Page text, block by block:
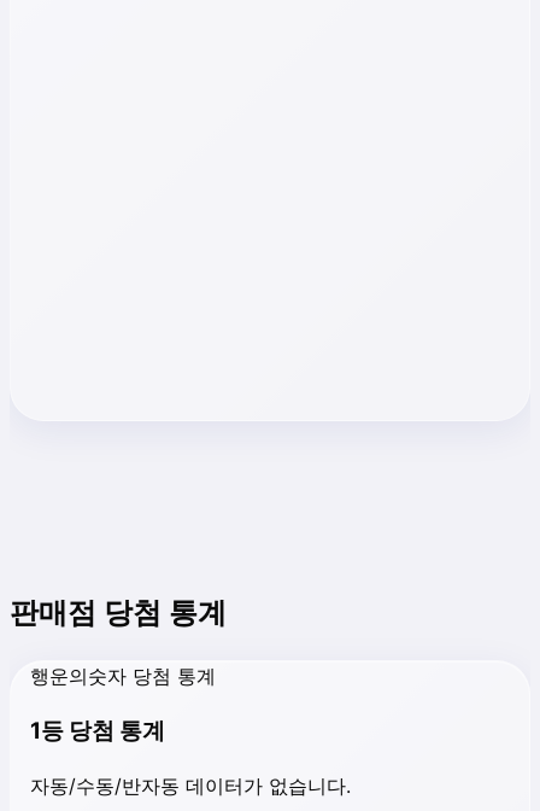
판매점 당첨 통계
행운의숫자 당첨 통계
1등 당첨 통계
자동/수동/반자동 데이터가 없습니다.